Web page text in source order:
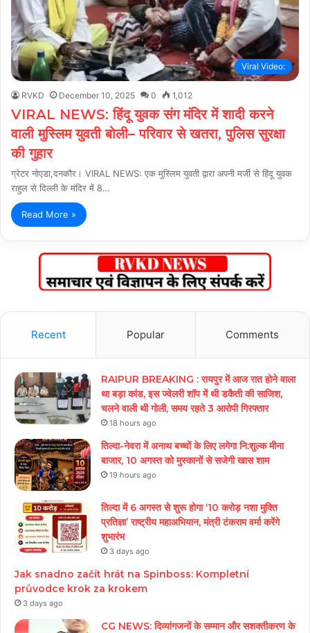
Viral Video:
RVKD December 10, 2025 0 1,012
VIRAL NEWS: हिंदू युवक संग मंदिर में शादी करने
वाली मुस्लिम युवती बोली– परिवार से खतरा, पुलिस सुरक्षा
की गुहार
ग्रेटर नोएडा,दनकौर। VIRAL NEWS: एक मुस्लिम युवती द्वारा अपनी मर्जी से हिंदू युवक
राहुल से दिल्ली के मंदिर में 8…
Read More »
Recent Popular Comments
RAIPUR BREAKING : रायपुर में आज रात होने वाला
था बड़ा कांड, इस ज्वेलरी शॉप में थी डकैती की साजिश,
चलने वाली थी गोली, समय रहते 3 आरोपी गिरफ्तार
18 hours ago
तिल्दा-नेवरा में अनाथ बच्चों के लिए लगेगा नि:शुल्क मीना
बाजार, 10 अगस्त को मुस्कानों से सजेगी खास शाम
19 hours ago
तिल्दा में 6 अगस्त से शुरू होगा ‘10 करोड़ नशा मुक्ति
प्रतिज्ञा’ राष्ट्रीय महाअभियान, मंत्री टंकराम वर्मा करेंगे
शुभारंभ
3 days ago
Jak snadno začít hrát na Spinboss: Kompletní
průvodce krok za krokem
3 days ago
CG NEWS: दिव्यांगजनों के सम्मान और सशक्तीकरण के